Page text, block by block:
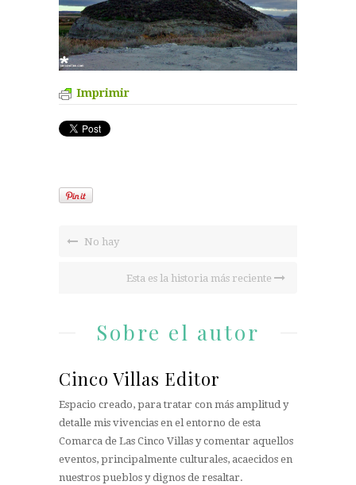
Imprimir
No hay
Esta es la historia más reciente
Sobre el autor
Cinco Villas Editor
Espacio creado, para tratar con más amplitud y
detalle mis vivencias en el entorno de esta
Comarca de Las Cinco Villas y comentar aquellos
eventos, principalmente culturales, acaecidos en
nuestros pueblos y dignos de resaltar.